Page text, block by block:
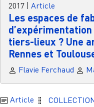
2017 Article
Les espaces de
tiers-lieux ? Une
Rennes et
Flavie Ferchaud
Article